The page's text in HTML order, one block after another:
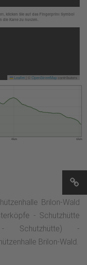
klicken Sie auf das Fingerprint Symbol
die Karte zu nutzen.
Leaflet OpenStreetMapcontributors
4 km 6 km
Brilon-Wald
- Schutzhütte
Schutzhütte) -
Brilon-Wald.